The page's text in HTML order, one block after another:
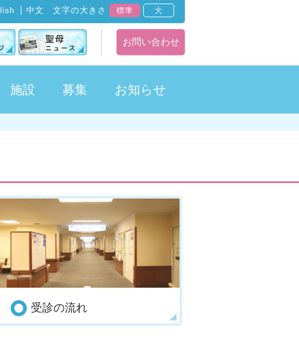
中文 文字の大きさ 標準 大
お問い合わせ
施設 募集 お知らせ
受診の流れ